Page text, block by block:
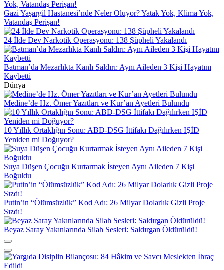
Gazi Yaşargil Hastanesi’nde Neler Oluyor? Yatak Yok, Klima Yok,
Vatandaş Perişan!
24 İlde Dev Narkotik Operasyonu: 138 Şüpheli Yakalandı
Batman’da Mezarlıkta Kanlı Saldırı: Aynı Aileden 3 Kişi Hayatını
Kaybetti
Dünya
Medine’de Hz. Ömer Yazıtları ve Kur’an Ayetleri Bulundu
10 Yıllık Ortaklığın Sonu: ABD-DSG İttifakı Dağılırken IŞİD
Yeniden mi Doğuyor?
Suya Düşen Çocuğu Kurtarmak İsteyen Aynı Aileden 7 Kişi
Boğuldu
Putin’in “Ölümsüzlük” Kod Adı: 26 Milyar Dolarlık Gizli Proje
Sızdı!
Beyaz Saray Yakınlarında Silah Sesleri: Saldırgan Öldürüldü!